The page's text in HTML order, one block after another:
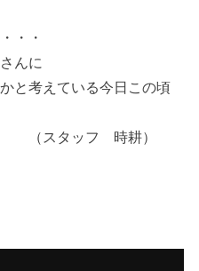
・・
んに
と考えている今日この頃
時耕）